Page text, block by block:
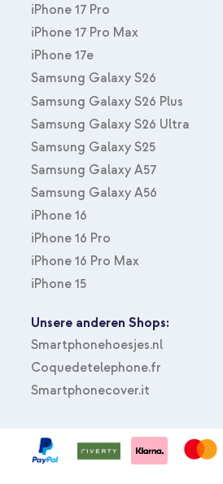
& Seite
iPhone 17 Pro
iPhone 17 Pro Max
iPhone 17e
Samsung Galaxy S26
Samsung Galaxy S26 Plus
Samsung Galaxy S26 Ultra
Samsung Galaxy S25
Samsung Galaxy A57
Samsung Galaxy A56
iPhone 16
iPhone 16 Pro
iPhone 16 Pro Max
iPhone 15
Unsere anderen Shops:
Smartphonehoesjes.nl
Coquedetelephone.fr
Smartphonecover.it